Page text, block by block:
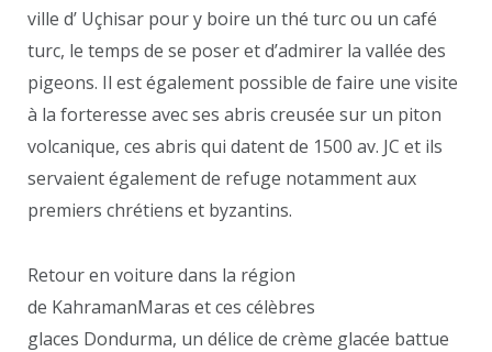
ville d’ Uçhisar pour y boire un thé turc ou un café
turc, le temps de se poser et d’admirer la vallée des
pigeons. Il est également possible de faire une visite
à la forteresse avec ses abris creusée sur un piton
volcanique, ces abris qui datent de 1500 av. JC et ils
servaient également de refuge notamment aux
premiers chrétiens et byzantins.
Retour en voiture dans la région
de KahramanMaras et ces célèbres
glaces Dondurma, un délice de crème glacée battue